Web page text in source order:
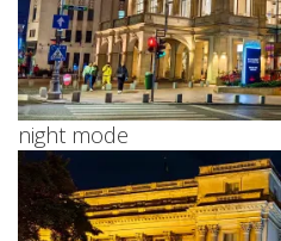
night mode